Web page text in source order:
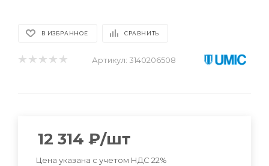
В ИЗБРАННОЕ СРАВНИТЬ
Артикул: 3140206508
12 314 ₽/шт
Цена указана с учетом НДС 22%